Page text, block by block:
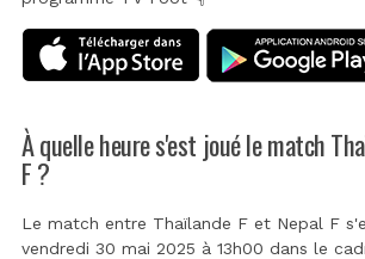
À quelle heure s'est joué le match
F ?
Le match entre Thaïlande F et Nepal F
vendredi 30 mai 2025 à 13h00 dans le